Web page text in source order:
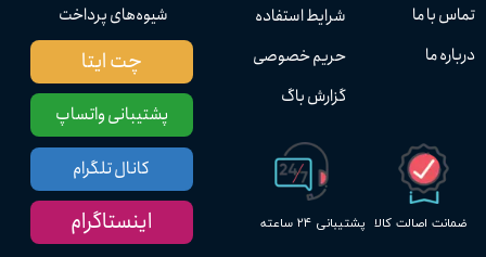
پشتیبانی ۲۴ ساعته ضمانت اصالت کالا
شیوه‌های پرداخت
شرایط استفاده
حریم خصوصی
گزارش باگ
تماس با ما
درباره ما
پشتیبانی واتساپ
چت ایتا
کانال تلگرام
اینستاگرام